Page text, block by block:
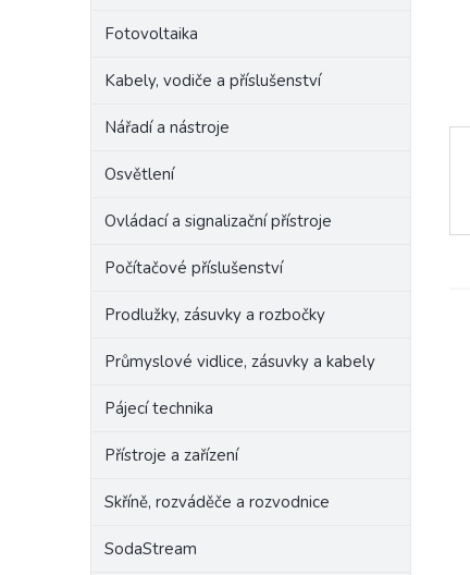
Fotovoltaika
Kabely, vodiče a příslušenství
Nářadí a nástroje
Osvětlení
Ovládací a signalizační přístroje
Počítačové příslušenství
Prodlužky, zásuvky a rozbočky
Průmyslové vidlice, zásuvky a kabely
Pájecí technika
Přístroje a zařízení
Skříně, rozváděče a rozvodnice
SodaStream